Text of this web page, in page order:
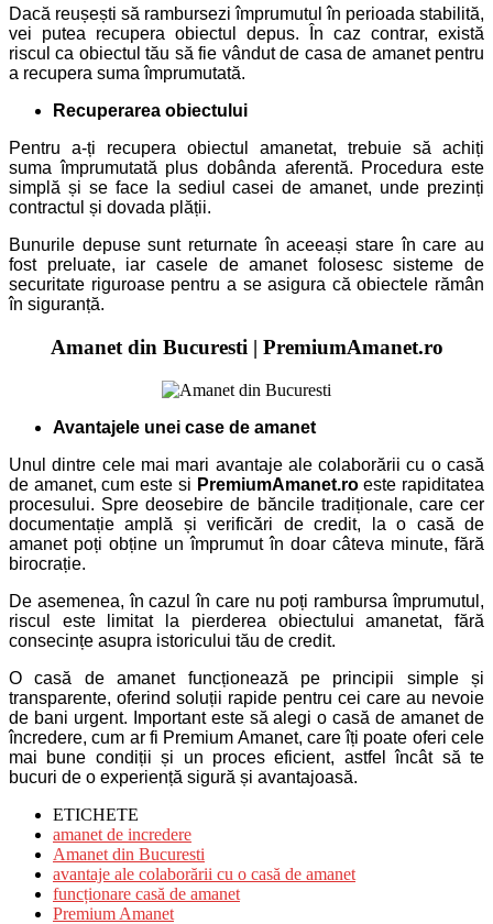
Dacă reușești să rambursezi împrumutul în perioada stabilită,
vei putea recupera obiectul depus. În caz contrar, există
riscul ca obiectul tău să fie vândut de casa de amanet pentru
a recupera suma împrumutată.
Recuperarea obiectului
Pentru a-ți recupera obiectul amanetat, trebuie să achiți
suma împrumutată plus dobânda aferentă. Procedura este
simplă și se face la sediul casei de amanet, unde prezinți
contractul și dovada plății.
Bunurile depuse sunt returnate în aceeași stare în care au
fost preluate, iar casele de amanet folosesc sisteme de
securitate riguroase pentru a se asigura că obiectele rămân
în siguranță.
Amanet din Bucuresti | PremiumAmanet.ro
Avantajele unei case de amanet
Unul dintre cele mai mari avantaje ale colaborării cu o casă
de amanet, cum este si PremiumAmanet.roeste rapiditatea
procesului. Spre deosebire de băncile tradiționale, care cer
documentație amplă și verificări de credit, la o casă de
amanet poți obține un împrumut în doar câteva minute, fără
birocrație.
De asemenea, în cazul în care nu poți rambursa împrumutul,
riscul este limitat la pierderea obiectului amanetat, fără
consecințe asupra istoricului tău de credit.
O casă de amanet funcționează pe principii simple și
transparente, oferind soluții rapide pentru cei care au nevoie
de bani urgent. Important este să alegi o casă de amanet de
încredere, cum ar fi Premium Amanet, care îți poate oferi cele
mai bune condiții și un proces eficient, astfel încât să te
bucuri de o experiență sigură și avantajoasă.
ETICHETE
amanet de incredere
Amanet din Bucuresti
avantaje ale colaborării cu o casă de amanet
funcționare casă de amanet
Premium Amanet